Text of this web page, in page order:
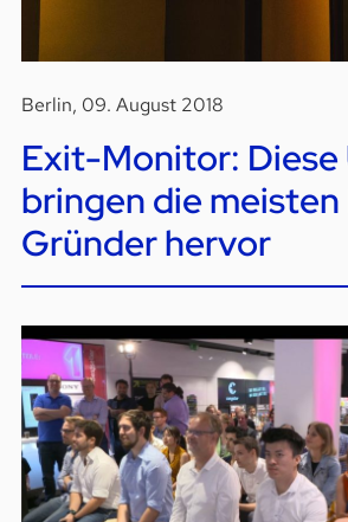
Berlin, 09. August 2018
Exit-Monitor: Diese
bringen die
Gründer hervor